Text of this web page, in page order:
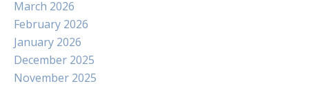
March 2026
February 2026
January 2026
December 2025
November 2025